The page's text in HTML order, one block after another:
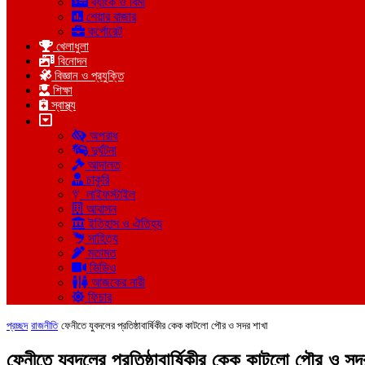
শেয়ার বাজার
কর্পোরেট
খেলাধুলা
বিনোদন
বিজ্ঞান ও প্রযুক্তি
শিক্ষা
স্বাস্থ্য
অপরাধ
দুর্ঘটনা
আদালত
চাকুরি
লাইফস্টাইল
আবাসন
ইতিহাস ও ঐতিহ্য
সাহিত্য
মতামত
ভিডিও
আজকের নারী
ফিচার
প্রচ্ছদ রাজনীতি ফেনীতে যুবদলের প্রতিষ্ঠাবার্ষিকীর কেক কাটলো পৌর ও সদর শাখা
ফেনীতে যুবদলের প্রতিষ্ঠাবার্ষিকীর কেক কাটলো পৌর ও